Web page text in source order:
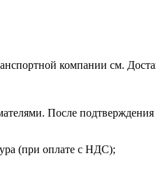
компании см.
После подтверждения
(при оплате с НДС);